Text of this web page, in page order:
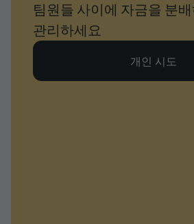
팀원들 사이에 자금을 분
관리하세요
개인 시도